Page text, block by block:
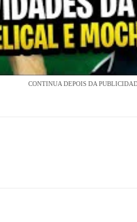
CONTINUA DEPOIS DA